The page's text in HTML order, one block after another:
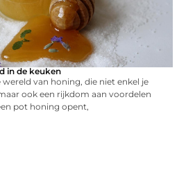
in de keuken
van honing, die niet enkel je
ook een rijkdom aan voordelen
pot honing opent,